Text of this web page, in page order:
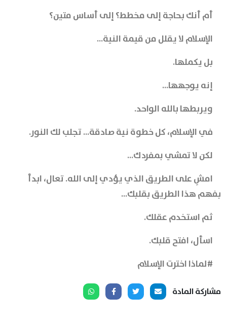
أم أنك بحاجة إلى مخطط؟ إلى أساس متين؟
الإسلام لا يقلل من قيمة النية...
بل يكملها.
إنه يوجهها...
ويربطها بالله الواحد.
في الإسلام، كل خطوة نية صادقة... تجلب لك النور.
لكن لا تمشي بمفردك...
امشِ على الطريق الذي يؤدي إلى الله. تعال، ابدأ
بفهم هذا الطريق بقلبك...
ثم استخدم عقلك.
اسأل، افتح قلبك.
#لماذا اخترت الإسلام
مشاركة المادة